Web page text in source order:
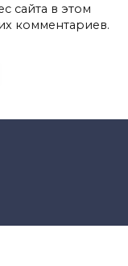
сайта в этом
комментариев.